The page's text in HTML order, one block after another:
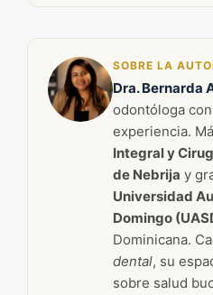
SOBRE LA
Dra. Bernarda
odontóloga
experiencia.
Integral y
de Nebrija y
Universidad
Domingo
Dominicana.
dental, su
sobre salud